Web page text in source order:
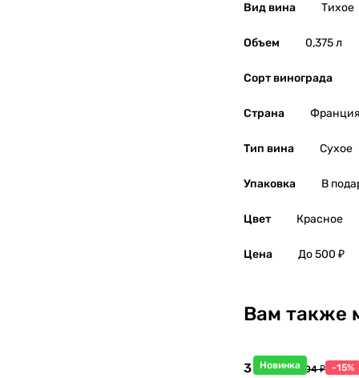
Вид вина Тихое
Объем 0,375 л
Сорт винограда
Страна Франция
Тип вина Сухое
Упаковка В
Цвет Красное
Цена До 500 ₽
Вам также
Новинка
3 998 ₽4 704 ₽ -15%